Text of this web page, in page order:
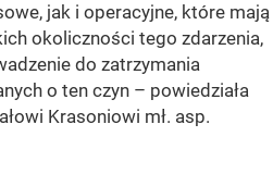
jak i operacyjne, które mają
okoliczności tego zdarzenia,
do zatrzymania
o ten czyn – powiedziała
Krasoniowi mł. asp.